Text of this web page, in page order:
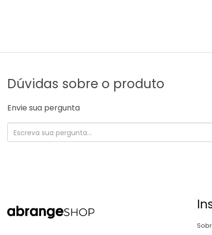
Dúvidas sobre o produto
Envie sua pergunta